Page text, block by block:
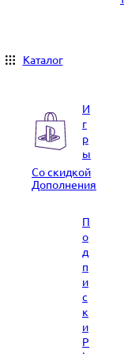
Каталог
И
г
р
ы
Со скидкой
Дополнения
П
о
д
п
и
с
к
и
P